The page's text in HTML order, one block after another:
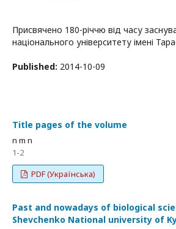
Присвячено 180-річчю від часу
національного університету імені
Published: 2014-10-09
Title pages of the volume
n m n
1-2
PDF (Українська)
Past and nowadays of biological
Shevchenko National university of